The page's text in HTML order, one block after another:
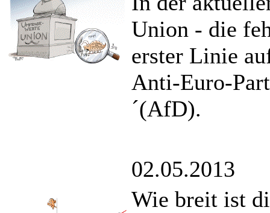
Union - die
erster Linie
Anti-Euro-
´(AfD).
02.05.2013
Wie breit ist